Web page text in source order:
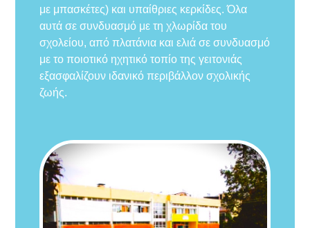
με μπασκέτες) και υπαίθριες κερκίδες. Όλα
αυτά σε συνδυασμό με τη χλωρίδα του
σχολείου, από πλατάνια και ελιά σε συνδυασμό
με το ποιοτικό ηχητικό τοπίο της γειτονιάς
εξασφαλίζουν ιδανικό περιβάλλον σχολικής
ζωής.